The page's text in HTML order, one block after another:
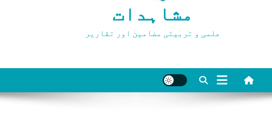
مشاہدات
علمی و تربیتی مضامین اور تقاریر